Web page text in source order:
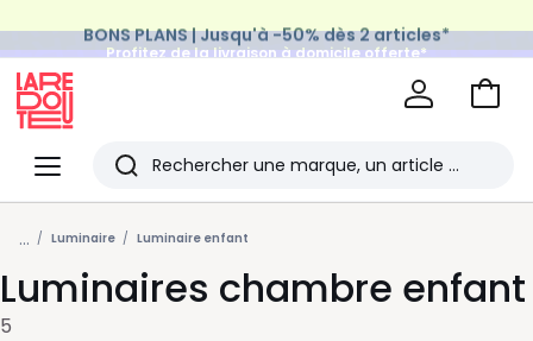
Profitez de la livraison à domicile offerte*
sur tous vos achats Mode & Maison
Menu
Redoute
Rechercher
Les
derniers
articles
Aller
... Luminaire Luminaire enfant
Luminaires chambre enfant
5